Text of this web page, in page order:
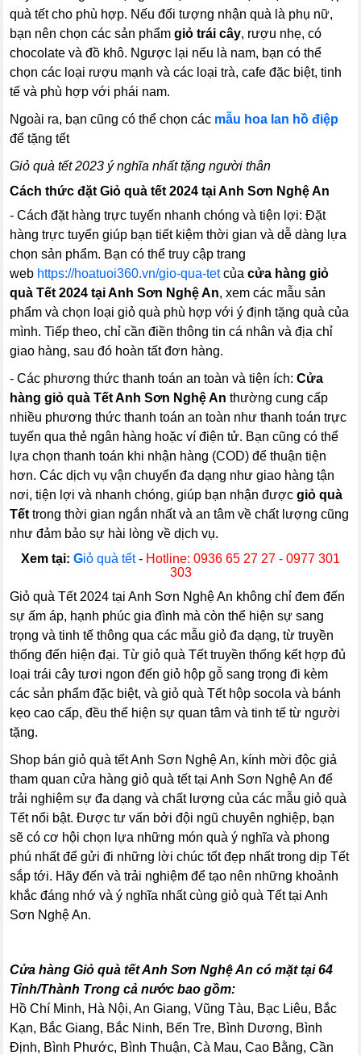
quà tết cho phù hợp. Nếu đối tượng nhận quà là phụ nữ,
bạn nên chọn các sản phẩmgiỏ trái cây, rượu nhẹ, có
chocolate và đồ khô. Ngược lại nếu là nam, bạn có thể
chọn các loại rượu mạnh và các loại trà, cafe đặc biệt, tinh
tế và phù hợp với phái nam.
Ngoài ra, bạn cũng có thể chọn các mẫu hoa lan hồ điệp
để tặng tết
Giỏ quà tết 2023 ý nghĩa nhất tặng người thân
Cách thức đặt Giỏ quà tết 2024 tại Anh Sơn Nghệ An
- Cách đặt hàng trực tuyến nhanh chóng và tiện lợi: Đặt
hàng trực tuyến giúp bạn tiết kiệm thời gian và dễ dàng lựa
chọn sản phẩm. Bạn có thể truy cập trang
web https://hoatuoi360.vn/gio-qua-tetcủa cửa hàng giỏ
quà Tết 2024 tại Anh Sơn Nghệ An, xem các mẫu sản
phẩm và chọn loại giỏ quà phù hợp với ý định tặng quà của
mình. Tiếp theo, chỉ cần điền thông tin cá nhân và địa chỉ
giao hàng, sau đó hoàn tất đơn hàng.
- Các phương thức thanh toán an toàn và tiện ích: Cửa
hàng giỏ quà Tết Anh Sơn Nghệ An thường cung cấp
nhiều phương thức thanh toán an toàn như thanh toán trực
tuyến qua thẻ ngân hàng hoặc ví điện tử. Bạn cũng có thể
lựa chọn thanh toán khi nhận hàng (COD) để thuận tiện
hơn. Các dịch vụ vận chuyển đa dạng như giao hàng tận
nơi, tiện lợi và nhanh chóng, giúp bạn nhận đượcgiỏ quà
Tết trong thời gian ngắn nhất và an tâm về chất lượng cũng
như đảm bảo sự hài lòng về dịch vụ.
Xem tại: Giỏ quà tết- Hotline: 0936 65 27 27 - 0977 301
303
Giỏ quà Tết 2024 tại Anh Sơn Nghệ An không chỉ đem đến
sự ấm áp, hạnh phúc gia đình mà còn thể hiện sự sang
trọng và tinh tế thông qua các mẫu giỏ đa dạng, từ truyền
thống đến hiện đại. Từ giỏ quà Tết truyền thống kết hợp đủ
loại trái cây tươi ngon đến giỏ hộp gỗ sang trọng đi kèm
các sản phẩm đặc biệt, và giỏ quà Tết hộp socola và bánh
kẹo cao cấp, đều thể hiện sự quan tâm và tinh tế từ người
tặng.
Shop bán giỏ quà tết Anh Sơn Nghệ An, kính mời độc giả
tham quan cửa hàng giỏ quà tết tại Anh Sơn Nghệ An để
trải nghiệm sự đa dạng và chất lượng của các mẫu giỏ quà
Tết nổi bật. Được tư vấn bởi đội ngũ chuyên nghiệp, bạn
sẽ có cơ hội chọn lựa những món quà ý nghĩa và phong
phú nhất để gửi đi những lời chúc tốt đẹp nhất trong dịp Tết
sắp tới. Hãy đến và trải nghiệm để tạo nên những khoảnh
khắc đáng nhớ và ý nghĩa nhất cùng giỏ quà Tết tại Anh
Sơn Nghệ An.
Cửa hàng Giỏ quà tết Anh Sơn Nghệ An có mặt tại 64
Tỉnh/Thành Trong cả nước bao gồm:
Hồ Chí Minh, Hà Nội, An Giang, Vũng Tàu, Bạc Liêu, Bắc
Kạn, Bắc Giang, Bắc Ninh, Bến Tre, Bình Dương, Bình
Định, Bình Phước, Bình Thuận, Cà Mau, Cao Bằng, Cần